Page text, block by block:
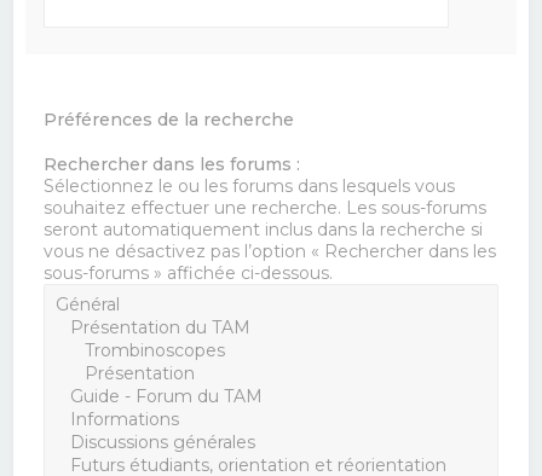
Préférences de la recherche
Rechercher dans les forums :
Sélectionnez le ou les forums dans lesquels vous
souhaitez effectuer une recherche. Les sous-forums
seront automatiquement inclus dans la recherche si
vous ne désactivez pas l’option « Rechercher dans les
sous-forums » affichée ci-dessous.